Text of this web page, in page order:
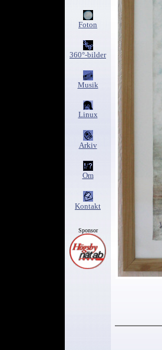
Foton
360°-bilder
Musik
Linux
Arkiv
Om
Kontakt
Sponsor